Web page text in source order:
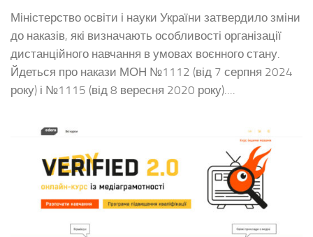
Міністерство освіти і науки України затвердило зміни
до наказів, які визначають особливості організації
дистанційного навчання в умовах воєнного стану.
Йдеться про накази МОН №1112 (від 7 серпня 2024
року) і №1115 (від 8 вересня 2020 року)....